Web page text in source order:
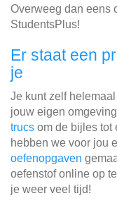
Overweeg dan eens
StudentsPlus!
Er staat een
je
Je kunt zelf
jouw eigen
trucs om de bijles tot
hebben we voor jou
oefenopgaven
oefenstof online op
je weer veel tijd!